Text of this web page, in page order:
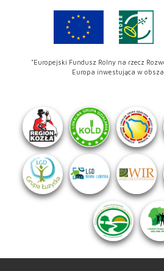
"Europejski Fundusz Rolny na rzecz
Europa inwestująca w